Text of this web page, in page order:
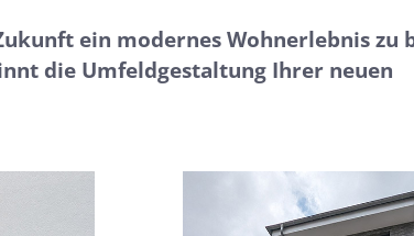
ein modernes Wohnerlebnis zu
die Umfeldgestaltung Ihrer neuen